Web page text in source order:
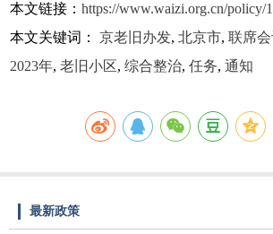
本文链接：https://www.waizi.org.cn/policy/
本文关键词：京老旧办发,北京市,联席
2023年,老旧小区,综合整治,任务,通知
最新政策